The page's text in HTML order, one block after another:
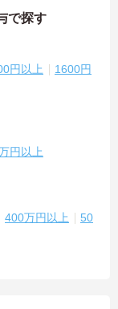
で探す
円以上
1600円
円以上
400万円以上
50